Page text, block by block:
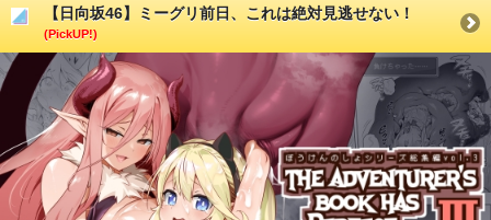
【日向坂46】ミーグリ前日、これは絶対見逃せない！
(PickUP!)